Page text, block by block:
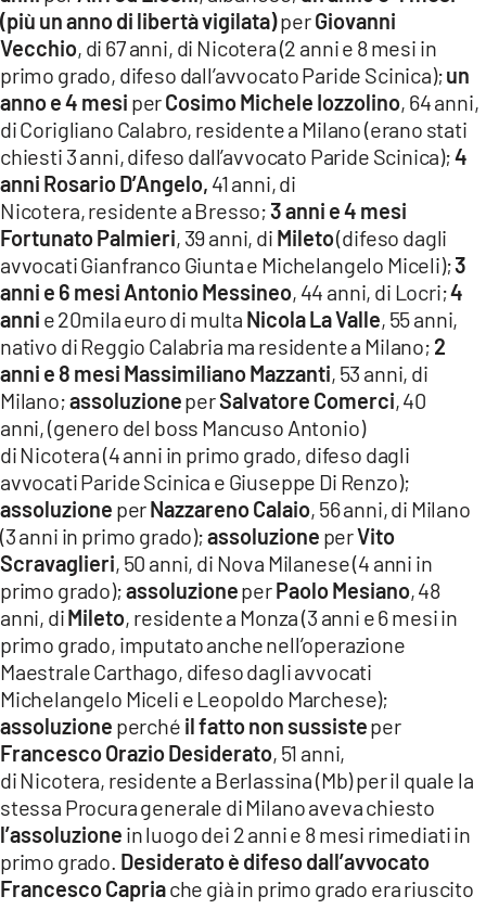
(più un anno di libertà vigilata)perGiovanni
Vecchio, di 67 anni, di Nicotera (2 anni e 8 mesi in
primo grado, difeso dall’avvocato Paride Scinica);un
anno e 4 mesi perCosimo Michele Iozzolino, 64 anni,
di Corigliano Calabro, residente a Milano (erano stati
chiesti 3 anni, difeso dall’avvocato Paride Scinica);4
anni Rosario D’Angelo, 41 anni, di
Nicotera, residente a Bresso;3 anni e 4 mesi
Fortunato Palmieri, 39 anni, di Mileto(difeso dagli
avvocati Gianfranco Giunta e Michelangelo Miceli);3
anni e 6 mesi Antonio Messineo, 44 anni, di Locri;4
anni e 20mila euro di multa Nicola La Valle, 55 anni,
nativo di Reggio Calabria ma residente a Milano; 2
anni e 8 mesi Massimiliano Mazzanti, 53 anni, di
Milano;assoluzioneperSalvatore Comerci, 40
anni, (genero del boss Mancuso Antonio)
di Nicotera (4 anni in primo grado, difeso dagli
avvocati Paride Scinica e Giuseppe Di Renzo);
assoluzione perNazzareno Calaio, 56 anni, di Milano
(3 anni in primo grado);assoluzione perVito
Scravaglieri, 50 anni, di Nova Milanese (4 anni in
primo grado);assoluzioneperPaolo Mesiano, 48
anni, diMileto, residente a Monza (3 anni e 6 mesi in
primo grado, imputato anche nell’operazione
Maestrale Carthago, difeso dagli avvocati
Michelangelo Miceli e Leopoldo Marchese);
assoluzione perché il fatto non sussisteper
Francesco Orazio Desiderato, 51 anni,
di Nicotera, residente a Berlassina (Mb) per il quale la
stessa Procura generale di Milano aveva chiesto
l’assoluzione in luogo dei 2 anni e 8 mesi rimediati in
primo grado. Desiderato è difeso dall’avvocato
Francesco Capriache già in primo grado era riuscito